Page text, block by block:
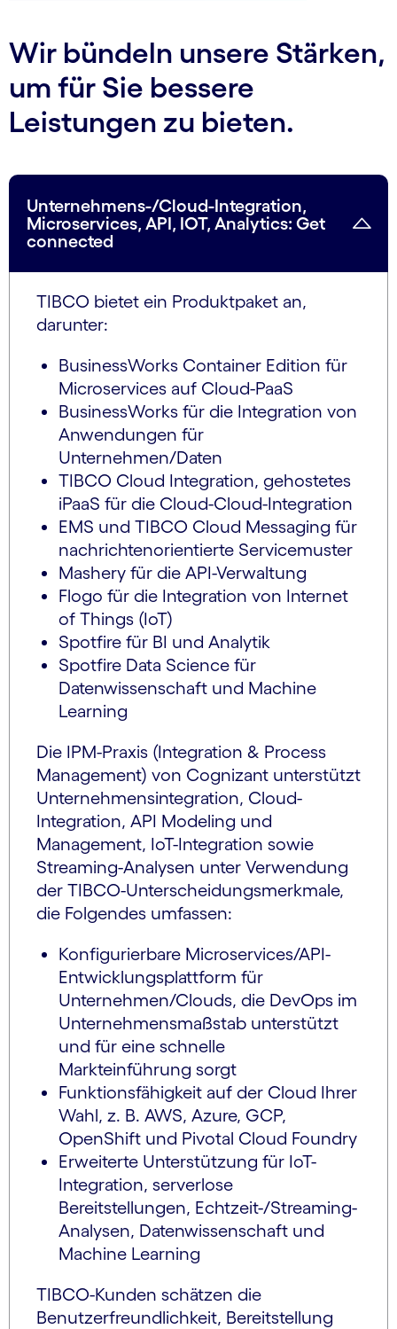
Wir bündeln unsere Stärken,
um für Sie bessere
Leistungen zu bieten.
Unternehmens-/Cloud-Integration,
Microservices, API, IOT, Analytics: Get
connected
TIBCO bietet ein Produktpaket an,
darunter:
BusinessWorks Container Edition für
Microservices auf Cloud-PaaS
BusinessWorks für die Integration von
Anwendungen für
Unternehmen/Daten
TIBCO Cloud Integration, gehostetes
iPaaS für die Cloud-Cloud-Integration
EMS und TIBCO Cloud Messaging für
nachrichtenorientierte Servicemuster
Mashery für die API-Verwaltung
Flogo für die Integration von Internet
of Things (IoT)
Spotfire für BI und Analytik
Spotfire Data Science für
Datenwissenschaft und Machine
Learning
Die IPM-Praxis (Integration & Process
Management) von Cognizant unterstützt
Unternehmensintegration, Cloud-
Integration, API Modeling und
Management, IoT-Integration sowie
Streaming-Analysen unter Verwendung
der TIBCO-Unterscheidungsmerkmale,
die Folgendes umfassen:
Konfigurierbare Microservices/API-
Entwicklungsplattform für
Unternehmen/Clouds, die DevOps im
Unternehmensmaßstab unterstützt
und für eine schnelle
Markteinführung sorgt
Funktionsfähigkeit auf der Cloud Ihrer
Wahl, z. B. AWS, Azure, GCP,
OpenShift und Pivotal Cloud Foundry
Erweiterte Unterstützung für IoT-
Integration, serverlose
Bereitstellungen, Echtzeit-/Streaming-
Analysen, Datenwissenschaft und
Machine Learning
TIBCO-Kunden schätzen die
Benutzerfreundlichkeit, Bereitstellung